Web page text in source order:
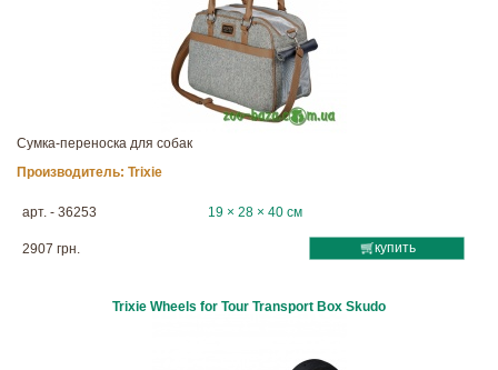
Сумка-переноска для собак
Производитель: Trixie
арт. - 36253 19 × 28 × 40 см
2907 грн. купить
Trixie Wheels for Tour Transport Box Skudo